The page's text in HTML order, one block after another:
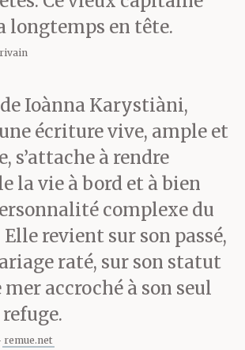
passer un chat
en cour
parce qu’il
en charpie un
à eux et ils
devant le
d’exécution, dit
le lieutenant
longtemps en tête.
Ioànna Karystiàni,
écriture vive, ample et
s’attache à rendre
la vie à bord et à bien
complexe du
revient sur son passé,
raté, sur son statut
mer accroché à son seul
remue.net